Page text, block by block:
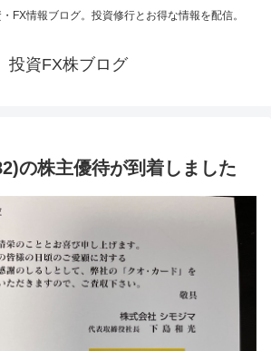
FX情報ブログ。投資修行とお得な情報を配信。
投資FX株ブログ
の株主優待が到着しました